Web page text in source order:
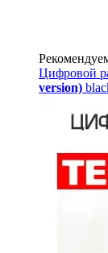
Цифровой
version)